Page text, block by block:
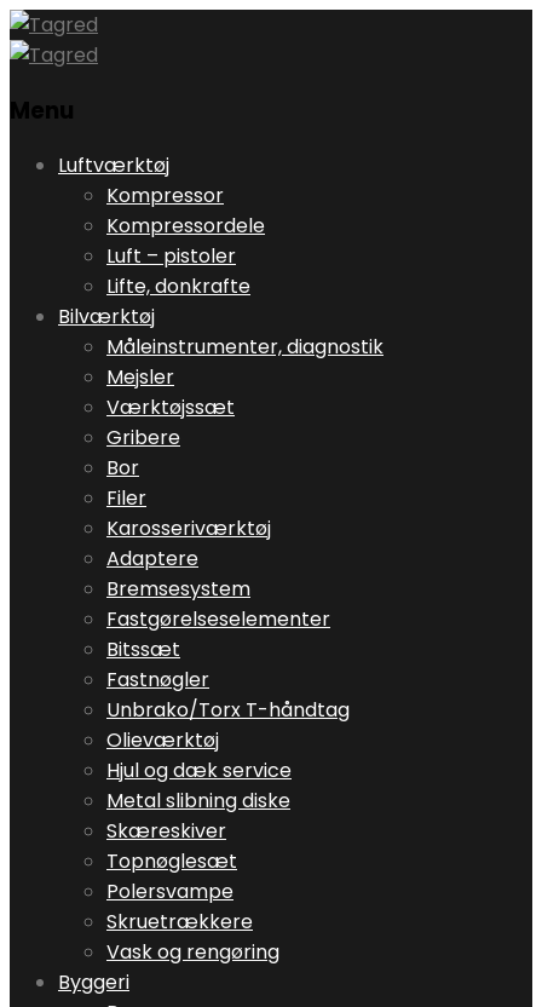
Menu
Skip
content
Luftværktøj
Kompressor
Kompressordele
Luft – pistoler
Lifte, donkrafte
Bilværktøj
Måleinstrumenter, diagnostik
Mejsler
Værktøjssæt
Gribere
Bor
Filer
Karosseriværktøj
Adaptere
Bremsesystem
Fastgørelseselementer
Bitssæt
Fastnøgler
Unbrako/Torx T-håndtag
Olieværktøj
Hjul og dæk service
Metal slibning diske
Skæreskiver
Topnøglesæt
Polersvampe
Skruetrækkere
Vask og rengøring
Byggeri